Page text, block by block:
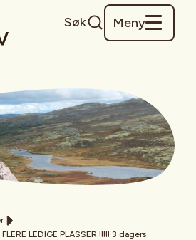
Søk Meny
LEDIGE PLASSER !!!!! 3 dagers